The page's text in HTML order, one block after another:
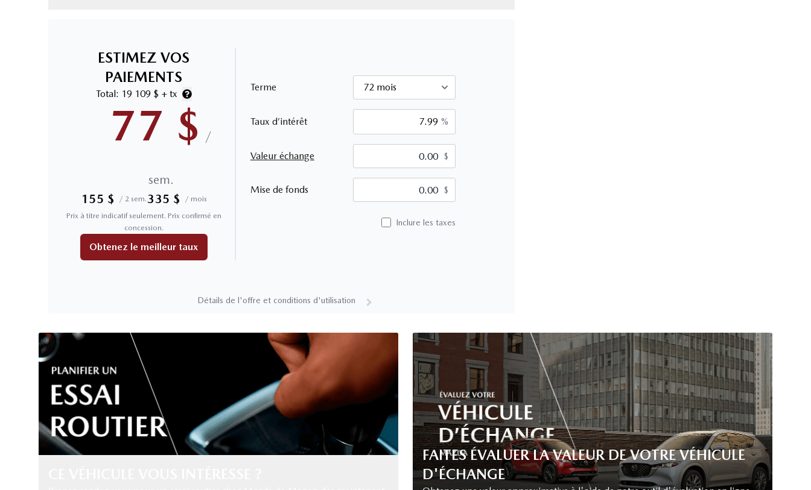
ESTIMEZ VOS
PAIEMENTS
Total: 19 109 $ + tx
77 $ /
sem.
155 $ / 2 sem. 335 $ / mois
Prix à titre indicatif seulement. Prix confirmé en
concession.
Obtenez le meilleur taux
Terme
Taux d’intérêt %
Valeur échange $ $
Mise de fonds $
Inclure les taxes
Détails de l'offre et conditions d'utilisation
FAITES ÉVALUER LA VALEUR DE VOTRE VÉHICULE
D'ÉCHANGE